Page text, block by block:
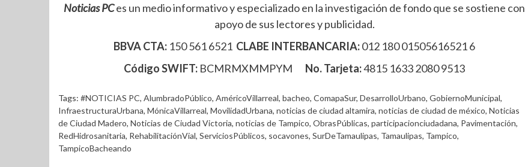
Noticias PCes un medio informativo y especializado en la investigación de fondo que se sostiene con
apoyo de sus lectores y publicidad.
BBVA CTA: 150 561 6521 CLABE INTERBANCARIA:012 180 01505616521 6
Código SWIFT: BCMRMXMMPYM No. Tarjeta:4815 1633 2080 9513
Tags: #NOTICIAS PC, AlumbradoPúblico, AméricoVillarreal, bacheo, ComapaSur, DesarrolloUrbano, GobiernoMunicipal,
InfraestructuraUrbana, MónicaVillarreal, MovilidadUrbana, noticias de ciudad altamira, noticias de ciudad de méxico, Noticias
de Ciudad Madero, Noticias de Ciudad Victoria, noticias de Tampico, ObrasPúblicas, participacionciudadana, Pavimentación,
RedHidrosanitaria, RehabilitaciónVial, ServiciosPúblicos, socavones, SurDeTamaulipas, Tamaulipas, Tampico,
TampicoBacheando